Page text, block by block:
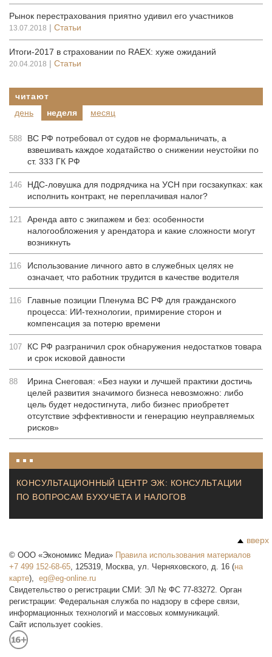
Рынок перестрахования приятно удивил его участников
13.07.2018 | Статьи
Итоги-2017 в страховании по RAEX: хуже ожиданий
20.04.2018 | Статьи
читают
день
неделя месяц
588
ВС РФ потребовал от судов не формальничать, а
взвешивать каждое ходатайство о снижении неустойки по
ст. 333 ГК РФ
146
НДС-ловушка для подрядчика на УСН при госзакупках: как
исполнить контракт, не переплачивая налог?
121 Аренда авто с экипажем и без: особенности
налогообложения у арендатора и какие сложности могут
возникнуть
116
Использование личного авто в служебных целях не
означает, что работник трудится в качестве водителя
116
Главные позиции Пленума ВС РФ для гражданского
процесса: ИИ-технологии, примирение сторон и
компенсация за потерю времени
107
КС РФ разграничил срок обнаружения недостатков товара
и срок исковой давности
88
Ирина Снеговая: «Без науки и лучшей практики достичь
целей развития значимого бизнеса невозможно: либо
цель будет недостигнута, либо бизнес приобретет
отсутствие эффективности и генерацию неуправляемых
рисков»
КОНСУЛЬТАЦИОННЫЙ ЦЕНТР ЭЖ: КОНСУЛЬТАЦИИ
ПО ВОПРОСАМ БУХУЧЕТА И НАЛОГОВ
вверх
© ООО «Экономикс Медиа» Правила использования материалов
+7 499 152-68-65, 125319, Москва, ул. Черняховского, д. 16 (на
карте),
Свидетельство о регистрации СМИ: ЭЛ № ФС 77-83272. Орган
регистрации: Федеральная служба по надзору в сфере связи,
информационных технологий и массовых коммуникаций.
Сайт использует cookies.